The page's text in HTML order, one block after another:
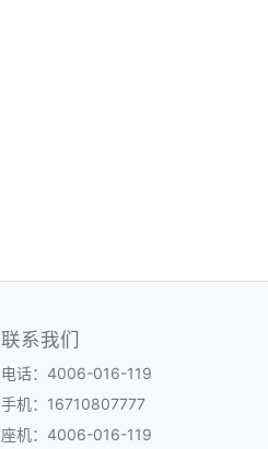
联系我们
电话：4006-016-119
手机：16710807777
座机：4006-016-119